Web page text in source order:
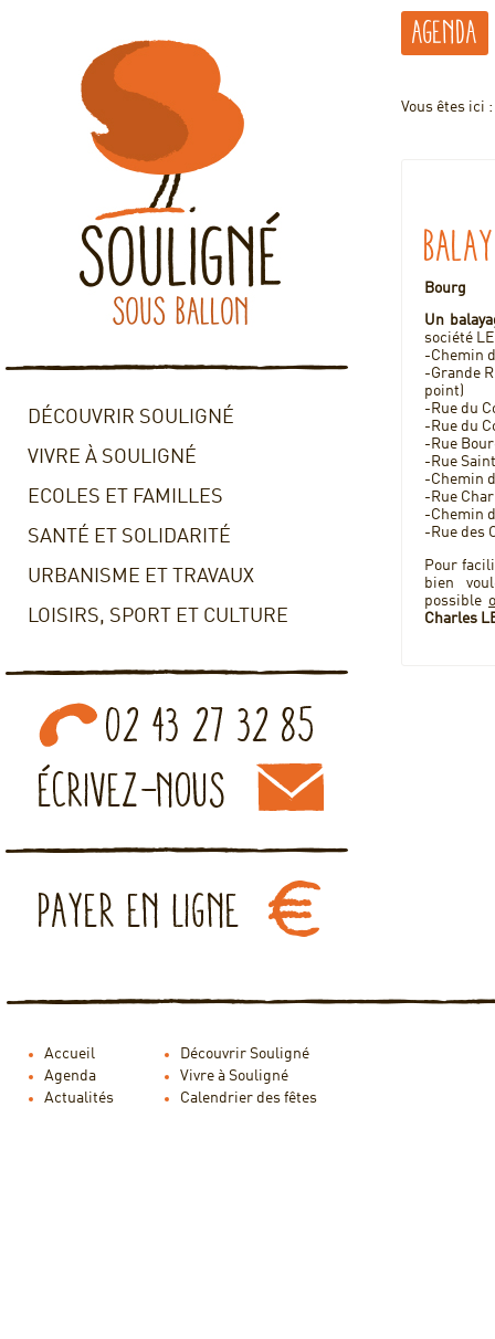
DÉCOUVRIR SOULIGNÉ
VIVRE À SOULIGNÉ
ECOLES ET FAMILLES
SANTÉ ET SOLIDARITÉ
URBANISME ET TRAVAUX
LOISIRS, SPORT ET CULTURE
Agenda
Vous êtes ici :
Bourg
Un
société
-Chemin
-Grande
point)
-Rue du
-Rue du
-Rue
-Rue
-Chemin
-Rue
-Chemin
-Rue des
Pour
bien
possible
Charles
Accueil
Agenda
Actualités
Découvrir Souligné
Vivre à Souligné
Calendrier des fêtes